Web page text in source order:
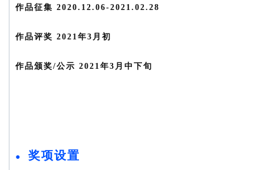
作品征集 2020.12.06-2021.02.28
作品评奖 2021年3月初
作品颁奖/公示 2021年3月中下旬
● 奖项设置